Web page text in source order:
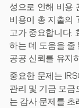
성으로 인해 비용
비용이 총 지출의
고가 중요합니다.
하는 데 도움을 줄
공공 신뢰를 유지
중요한 문제는
관리 및 기금 모금
는 감사 문제를 초